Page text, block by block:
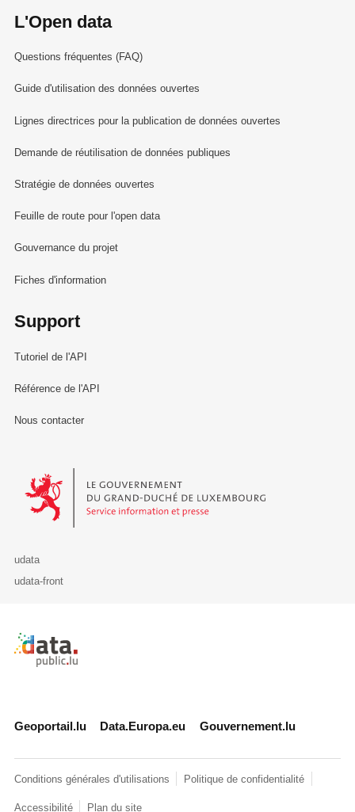
L'Open data
Questions fréquentes (FAQ)
Guide d'utilisation des données ouvertes
Lignes directrices pour la publication de données ouvertes
Demande de réutilisation de données publiques
Stratégie de données ouvertes
Feuille de route pour l'open data
Gouvernance du projet
Fiches d'information
Support
Tutoriel de l'API
Référence de l'API
Nous contacter
Le Gouvernement du Grand-Duché de Luxembourg - Service
udata
udata-front
Retour à l'accueil de data.public.lu
Geoportail.lu Data.Europa.eu Gouvernement.lu
Conditions générales d'utilisations Politique de confidentialité
Accessibilité Plan du site